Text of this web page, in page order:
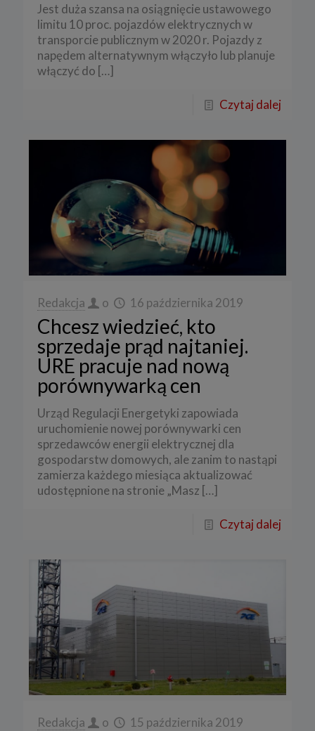
Jest duża szansa na osiągnięcie ustawowego
limitu 10 proc. pojazdów elektrycznych w
transporcie publicznym w 2020 r. Pojazdy z
napędem alternatywnym włączyło lub planuje
włączyć do […]
Czytaj dalej
Redakcja o 16 października 2019
Chcesz wiedzieć, kto
sprzedaje prąd najtaniej.
URE pracuje nad nową
porównywarką cen
Urząd Regulacji Energetyki zapowiada
uruchomienie nowej porównywarki cen
sprzedawców energii elektrycznej dla
gospodarstw domowych, ale zanim to nastąpi
zamierza każdego miesiąca aktualizować
udostępnione na stronie „Masz […]
Czytaj dalej
Redakcja o 15 października 2019